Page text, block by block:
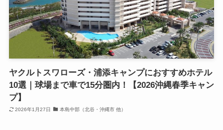
ヤクルトスワローズ・浦添キャンプにおすすめホテル
10選｜球場まで車で15分圏内！【2026沖縄春季キャン
プ】
2026年1月27日 本島中部（北谷・沖縄市 他）